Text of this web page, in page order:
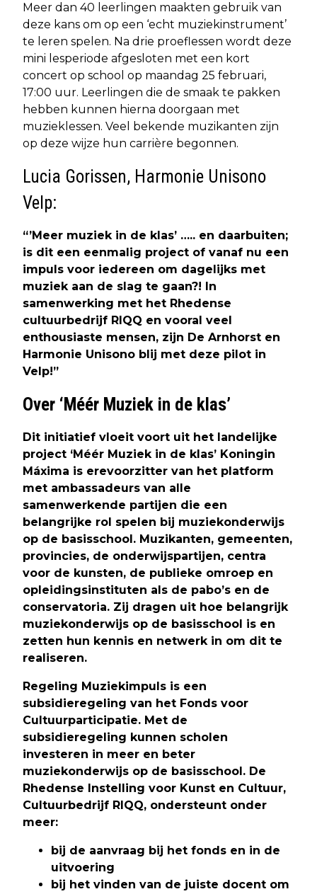
Meer dan 40 leerlingen maakten gebruik van
deze kans om op een ‘echt muziekinstrument’
te leren spelen. Na drie proeflessen wordt deze
mini lesperiode afgesloten met een kort
concert op school op maandag 25 februari,
17:00 uur. Leerlingen die de smaak te pakken
hebben kunnen hierna doorgaan met
muzieklessen. Veel bekende muzikanten zijn
op deze wijze hun carrière begonnen.
Lucia Gorissen, Harmonie Unisono
Velp:
“’Meer muziek in de klas’ ….. en daarbuiten;
is dit een eenmalig project of vanaf nu een
impuls voor iedereen om dagelijks met
muziek aan de slag te gaan?! In
samenwerking met het Rhedense
cultuurbedrijf RIQQ en vooral veel
enthousiaste mensen, zijn De Arnhorst en
Harmonie Unisono blij met deze pilot in
Velp!”
Over ‘Méér Muziek in de klas’
Dit initiatief vloeit voort uit het landelijke
project ‘Méér Muziek in de klas’ Koningin
Máxima is erevoorzitter van het platform
met ambassadeurs van alle
samenwerkende partijen die een
belangrijke rol spelen bij muziekonderwijs
op de basisschool. Muzikanten, gemeenten,
provincies, de onderwijspartijen, centra
voor de kunsten, de publieke omroep en
opleidingsinstituten als de pabo’s en de
conservatoria. Zij dragen uit hoe belangrijk
muziekonderwijs op de basisschool is en
zetten hun kennis en netwerk in om dit te
realiseren.
Regeling Muziekimpuls is een
subsidieregeling van het Fonds voor
Cultuurparticipatie. Met de
subsidieregeling kunnen scholen
investeren in meer en beter
muziekonderwijs op de basisschool. De
Rhedense Instelling voor Kunst en Cultuur,
Cultuurbedrijf RIQQ, ondersteunt onder
meer:
bij de aanvraag bij het fonds en in de
uitvoering
bij het vinden van de juiste docent om